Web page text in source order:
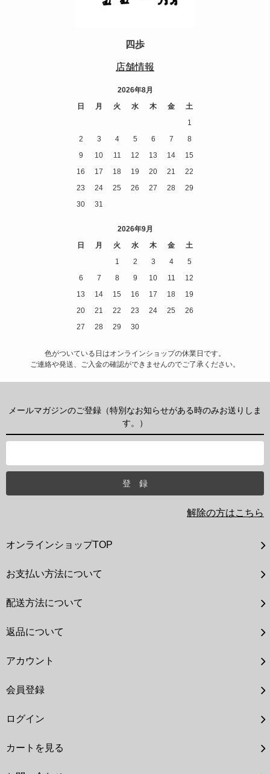
四歩
店舗情報
2026年8月
日
月 火 水 木 金
土
1
2
3 4 5 6 7
8
9
10 11 12 13 14
15
16
17 18 19 20 21
22
23
24 25 26 27 28
29
30
31
2026年9月
日
月 火 水 木 金
土
1
2 3 4
5
6
7 8 9 10 11
12
13
14 15 16 17 18
19
20
21 22 23 24 25
26
27
28 29 30
色がついている日はオンラインショップの休業日です。
ご連絡や発送、ご入金の確認ができませんのでご了承ください。
メールマガジンのご登録（特別なお知らせがある時のみお送りしま
す。）
解除の方はこちら
オンラインショップTOP
お支払い方法について
配送方法について
返品について
アカウント
会員登録
ログイン
カートを見る